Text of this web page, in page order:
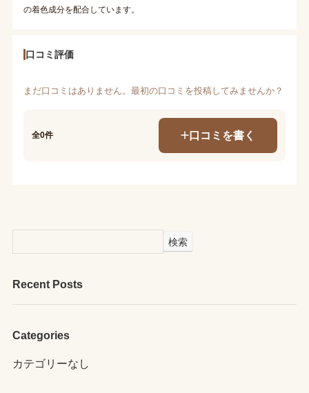
の着色成分を配合しています。
口コミ評価
まだ口コミはありません。最初の口コミを投稿してみませんか？
全0件 口コミを書く
検索
Recent Posts
Categories
カテゴリーなし